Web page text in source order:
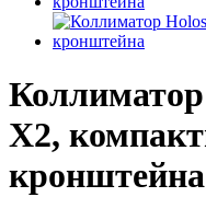
X2,
кронштейна